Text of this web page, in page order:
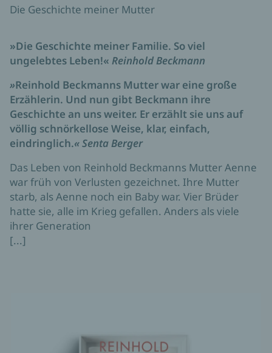
Die Geschichte meiner Mutter
»Die Geschichte meiner Familie. So viel
ungelebtes Leben!« Reinhold Beckmann
»Reinhold Beckmanns Mutter war eine große
Erzählerin. Und nun gibt Beckmann ihre
Geschichte an uns weiter. Er erzählt sie uns auf
völlig schnörkellose Weise, klar, einfach,
eindringlich.«Senta Berger
Das Leben von Reinhold Beckmanns Mutter Aenne
war früh von Verlusten gezeichnet. Ihre Mutter
starb, als Aenne noch ein Baby war. Vier Brüder
hatte sie, alle im Krieg gefallen. Anders als viele
ihrer Generation
[...]